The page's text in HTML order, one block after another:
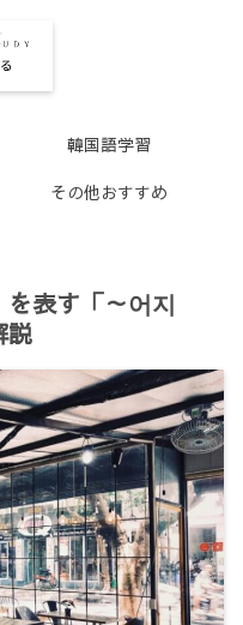
韓国語学習
その他おすすめ
表す「～어지
説